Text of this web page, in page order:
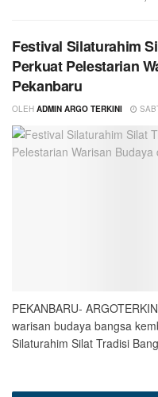
Festival Silaturahim
Perkuat Pelestarian
Pekanbaru
OLEH ADMIN ARGO TERKINI
PEKANBARU-
warisan budaya bangsa
Silaturahim Silat Tradisi